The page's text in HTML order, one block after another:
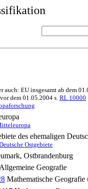
auch: EU insgesamt ab dem
dem 01.05.2004 s. RL 10000
des ehemaligen
Ostgebiete
Ostbrandenburg
Allgemeine Geografie
Mathematische